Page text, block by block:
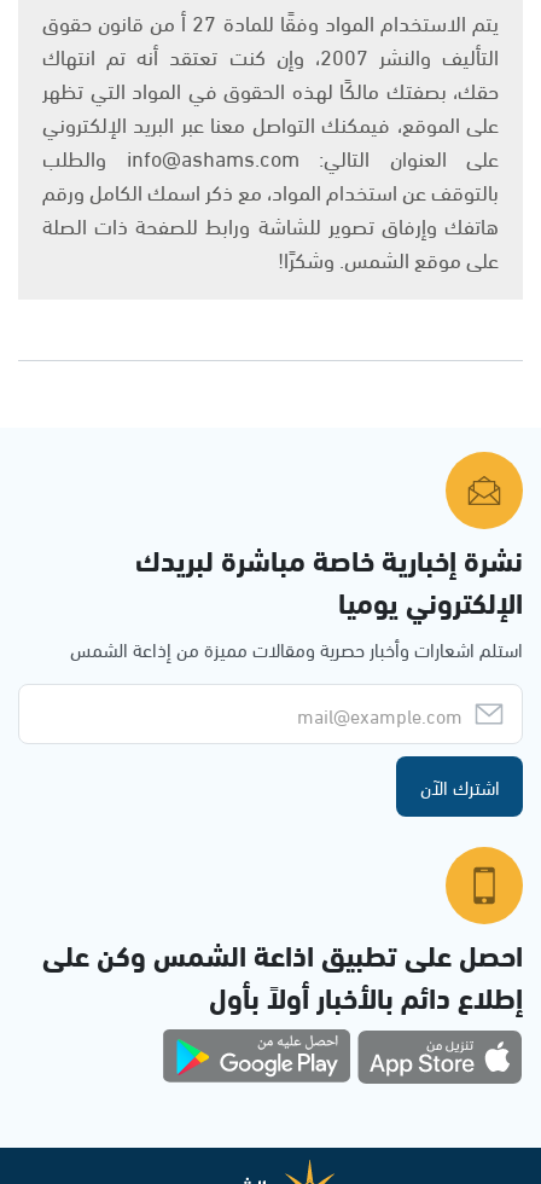
يتم الاستخدام المواد وفقًا للمادة 27 أ من قانون حقوق
التأليف والنشر 2007، وإن كنت تعتقد أنه تم انتهاك
حقك، بصفتك مالكًا لهذه الحقوق في المواد التي تظهر
على الموقع، فيمكنك التواصل معنا عبر البريد الإلكتروني
على العنوان التالي: info@ashams.com والطلب
بالتوقف عن استخدام المواد، مع ذكر اسمك الكامل ورقم
هاتفك وإرفاق تصوير للشاشة ورابط للصفحة ذات الصلة
على موقع الشمس. وشكرًا!
نشرة إخبارية خاصة مباشرة لبريدك
الإلكتروني يوميا
استلم اشعارات وأخبار حصرية ومقالات مميزة من إذاعة الشمس
اشترك الآن
احصل على تطبيق اذاعة الشمس وكن على
إطلاع دائم بالأخبار أولاً بأول